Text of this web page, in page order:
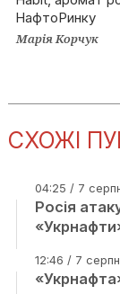
НафтоРинку
Марія Корчук
СХОЖІ
04:25 / 7
Росія
12:46 / 7